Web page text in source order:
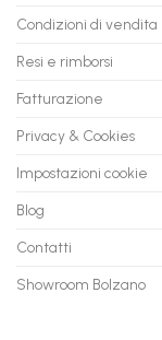
Condizioni di vendita
Resi e rimborsi
Fatturazione
Privacy & Cookies
Impostazioni cookie
Blog
Contatti
Showroom Bolzano